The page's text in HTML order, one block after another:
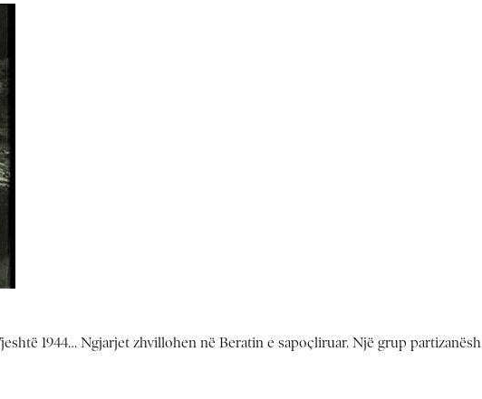
1944… Ngjarjet zhvillohen në Beratin e sapoçliruar. Një grup partizanësh